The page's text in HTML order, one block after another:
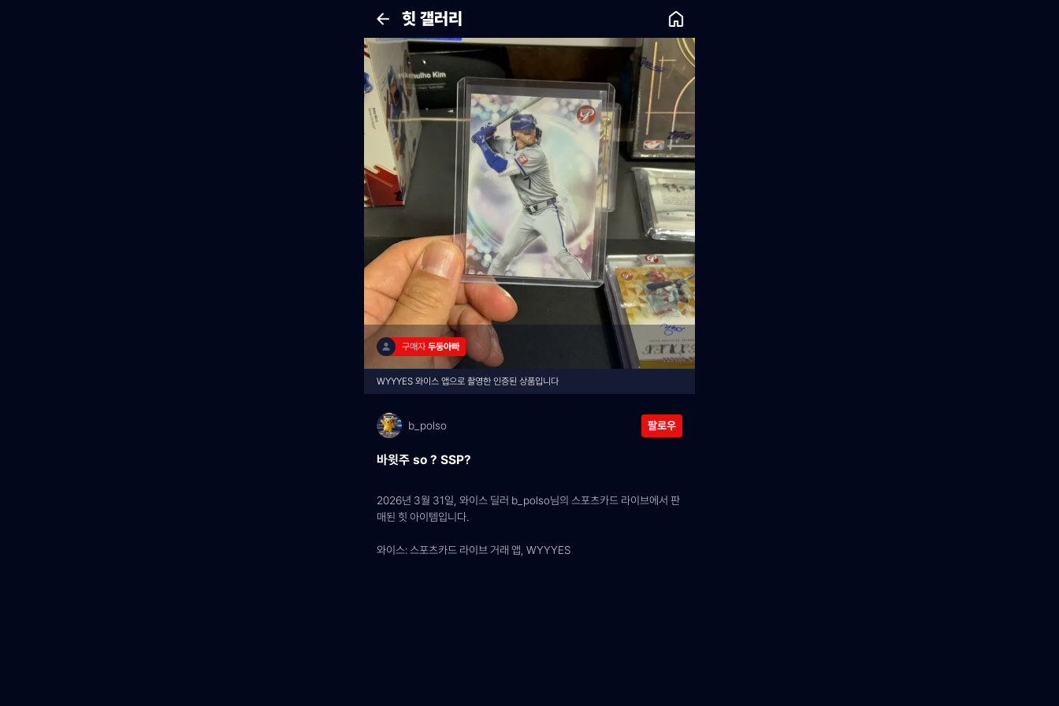
힛 갤러리
구매자 두둥아빠
WYYYES 와이스 앱으로 촬영한 인증된 상품입니다
b_polso 팔로우
바윗주 so ? SSP?
2026년 3월 31일, 와이스 딜러 b_polso님의 스포츠카드 라이브에서 판
매된 힛 아이템입니다.
와이스: 스포츠카드 라이브 거래 앱, WYYYES